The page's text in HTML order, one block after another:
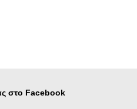
στο Facebook